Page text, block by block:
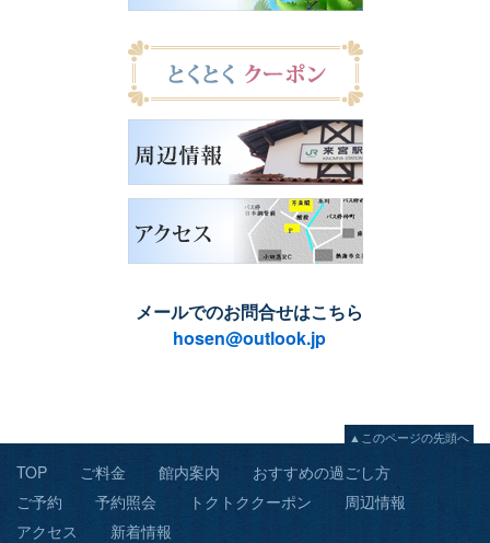
メールでのお問合せはこちら
hosen@outlook.jp
▲このページの先頭へ
TOP ご料金 館内案内
おすすめの過ごし方
ご予約
予約照会 トクトククーポン
周辺情報
アクセス
新着情報